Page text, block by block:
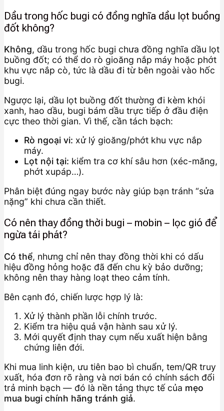
Dầu trong hốc bugi có đồng nghĩa dầu lọt buồng
đốt không?
Không, dầu trong hốc bugi chưa đồng nghĩa dầu lọt
buồng đốt; có thể do rò gioăng nắp máy hoặc phớt
khu vực nắp cò, tức là dầu đi từ bên ngoài vào hốc
bugi.
Ngược lại, dầu lọt buồng đốt thường đi kèm khói
xanh, hao dầu, bugi bám dầu trực tiếp ở đầu điện
cực theo thời gian. Vì thế, cần tách bạch:
Rò ngoại vi: xử lý gioăng/phớt khu vực nắp
máy.
Lọt nội tại: kiểm tra cơ khí sâu hơn (xéc-măng,
phớt xupáp…).
Phân biệt đúng ngay bước này giúp bạn tránh “sửa
nặng” khi chưa cần thiết.
Có nên thay đồng thời bugi – mobin – lọc gió để
ngừa tái phát?
Có thể, nhưng chỉ nên thay đồng thời khi có dấu
hiệu đồng hỏng hoặc đã đến chu kỳ bảo dưỡng;
không nên thay hàng loạt theo cảm tính.
Bên cạnh đó, chiến lược hợp lý là:
Xử lý thành phần lỗi chính trước.
Kiểm tra hiệu quả vận hành sau xử lý.
Mới quyết định thay cụm nếu xuất hiện bằng
chứng liên đới.
Khi mua linh kiện, ưu tiên bao bì chuẩn, tem/QR truy
xuất, hóa đơn rõ ràng và nơi bán có chính sách đổi
trả minh bạch — đó là nền tảng thực tế của mẹo
mua bugi chính hãng tránh giả.